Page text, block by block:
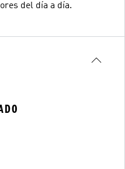
del día a día.